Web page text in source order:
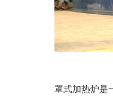
罩式加热炉是